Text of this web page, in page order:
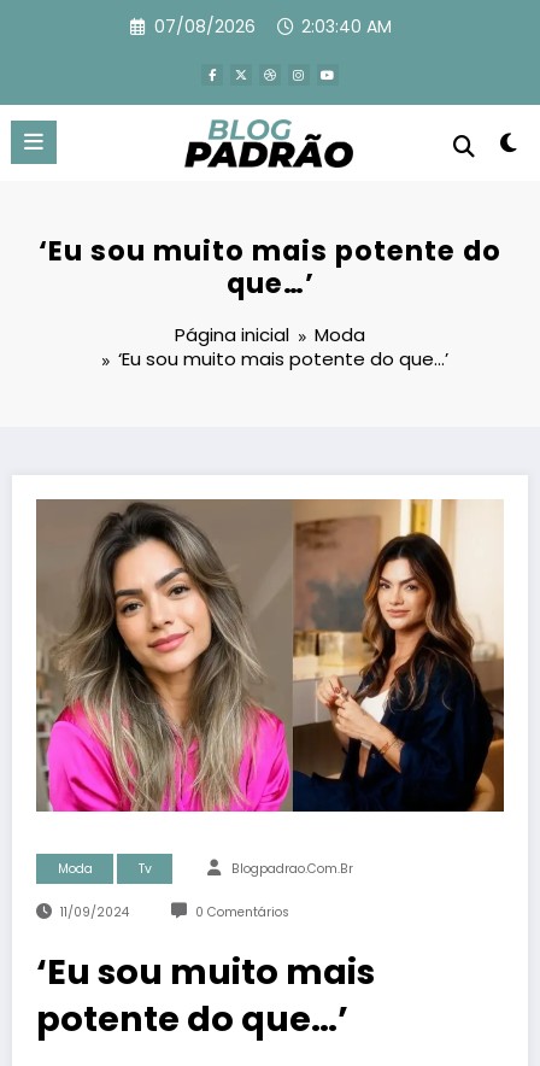
07/08/2026 2:03:41 AM
‘Eu sou muito mais potente do
que…’
Página inicial
Moda
‘Eu sou muito mais potente do que…’
Moda Tv Blogpadrao.com.br
11/09/2024 0 Comentários
‘Eu sou muito mais
potente do que…’